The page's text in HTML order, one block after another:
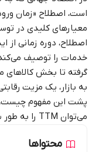
معیارهای کلیدی در
اصطلاح، دوره زمانی از
خدمات را توصیف
گرفته تا بخش کالاهای
به بازار، یک مزیت
پشت این مفهوم
می‌توان TTM را به طور سیستماتیک بهینه کرد؟
محتواها